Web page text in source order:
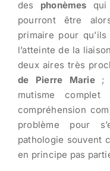
des phonèmes qui
pourront être
primaire pour
l’atteinte de la
deux aires très
de Pierre Marie;
mutisme
compréhension
problème pour
pathologie souvent
en principe pas